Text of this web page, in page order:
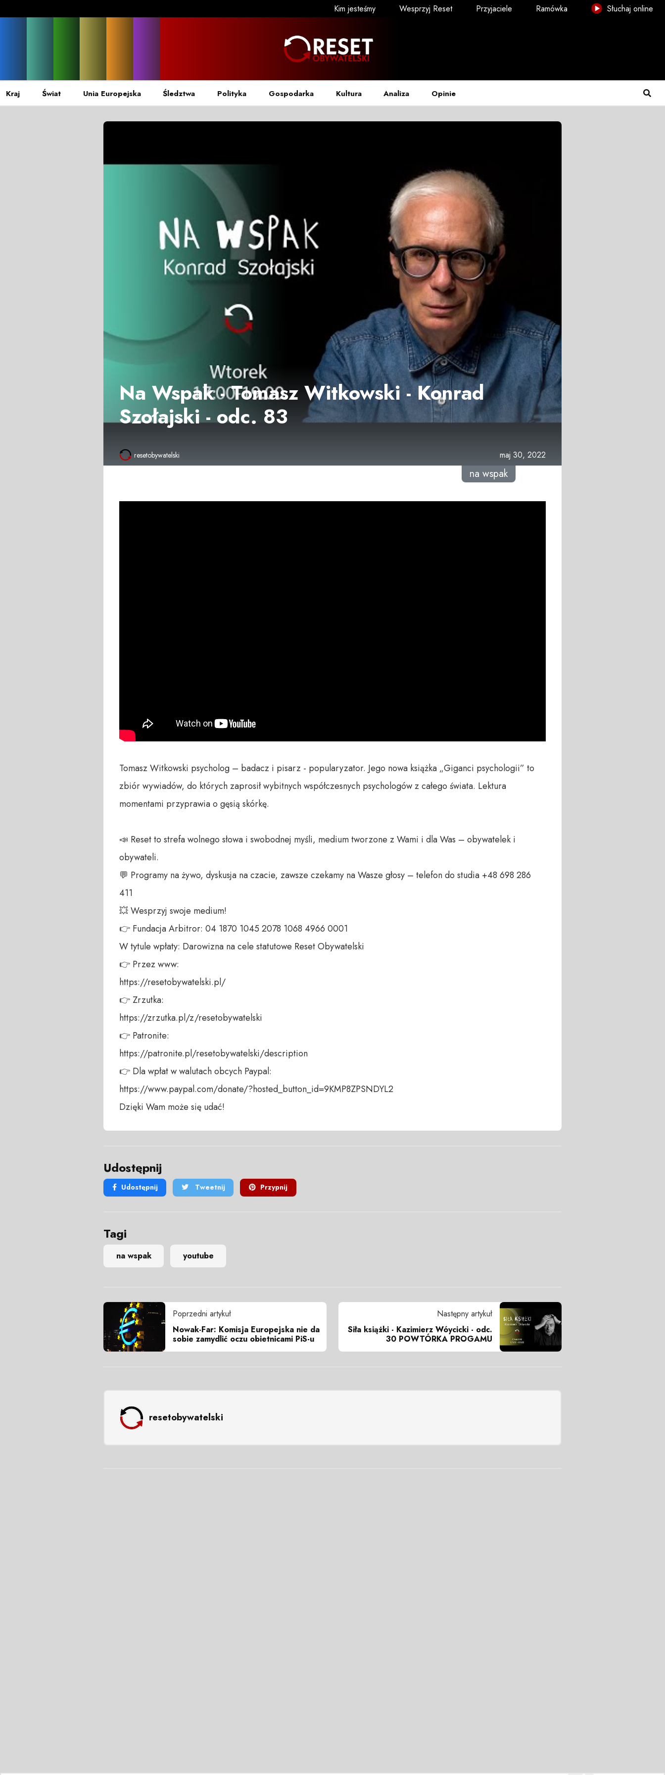
Kim jesteśmy Wesprzyj Reset Przyjaciele Ramówka Słuchaj online
Kraj Świat Unia Europejska Śledztwa Polityka Gospodarka Kultura Analiza Opinie
Na Wspak - Tomasz Witkowski - Konrad
Szołajski - odc. 83
resetobywatelski maj 30, 2022
na wspak
Tomasz Witkowski psycholog – badacz i pisarz - popularyzator. Jego nowa książka „Giganci psychologii” to
zbiór wywiadów, do których zaprosił wybitnych współczesnych psychologów z całego świata. Lektura
momentami przyprawia o gęsią skórkę.
📣 Reset to strefa wolnego słowa i swobodnej myśli, medium tworzone z Wami i dla Was – obywatelek i
obywateli.
💬 Programy na żywo, dyskusja na czacie, zawsze czekamy na Wasze głosy – telefon do studia +48 698 286
411
💥 Wesprzyj swoje medium!
👉 Fundacja Arbitror: 04 1870 1045 2078 1068 4966 0001
W tytule wpłaty: Darowizna na cele statutowe Reset Obywatelski
👉 Przez www:
https://resetobywatelski.pl/
👉 Zrzutka:
https://zrzutka.pl/z/resetobywatelski
👉 Patronite:
https://patronite.pl/resetobywatelski/description
👉 Dla wpłat w walutach obcych Paypal:
https://www.paypal.com/donate/?hosted_button_id=9KMP8ZPSNDYL2
Dzięki Wam może się udać!
Udostępnij
Udostępnij Tweetnij Przypnij
Tagi
na wspak youtube
Poprzedni artykuł
Nowak-Far: Komisja Europejska nie da
sobie zamydlić oczu obietnicami PiS-u
Następny artykuł
Siła książki - Kazimierz Wóycicki - odc.
30 POWTÓRKA PROGAMU
resetobywatelski